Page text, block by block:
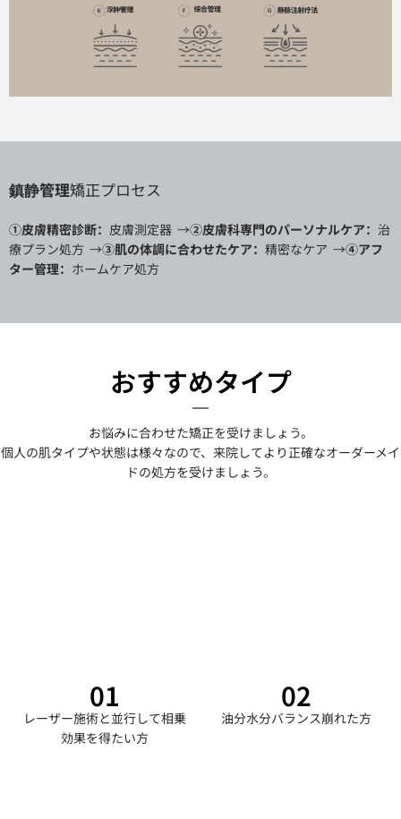
鎮静管理矯正プロセス
①皮膚精密診断： 皮膚測定器 →②皮膚科専門のパーソナルケア： 治
療プラン処方 →③肌の体調に合わせたケア： 精密なケア →④アフ
ター管理： ホームケア処方
おすすめタイプ
お悩みに合わせた矯正を受けましょう。
個人の肌タイプや状態は様々なので、来院してより正確なオーダーメイ
ドの処方を受けましょう。
01
レーザー施術と並行して相乗
効果を得たい方
02
油分水分バランス崩れた方